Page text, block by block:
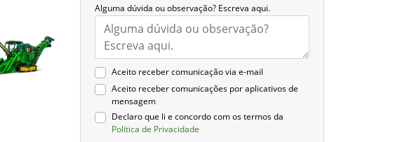
Alguma dúvida ou observação? Escreva aqui.
Aceito receber comunicação via e-mail
Aceito receber comunicações por aplicativos de
mensagem
Declaro que li e concordo com os termos da
Política de Privacidade